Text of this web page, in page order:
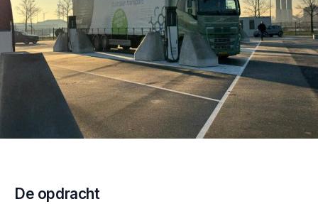
De opdracht